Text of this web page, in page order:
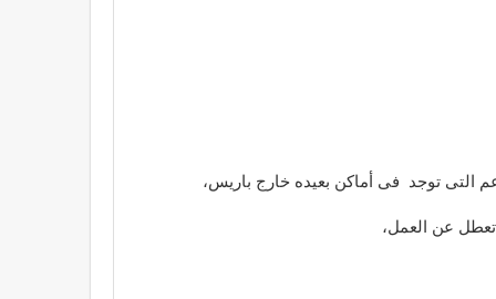
تعطل عن العمل،